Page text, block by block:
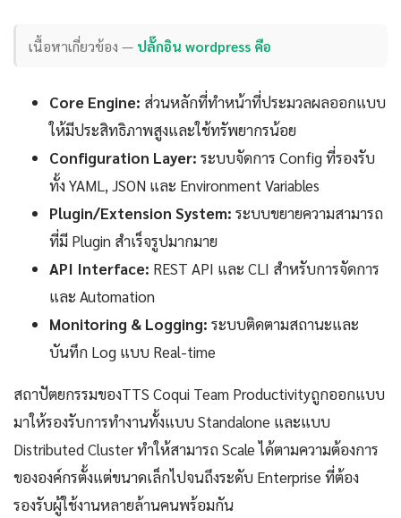
เนื้อหาเกี่ยวข้อง — ปลั๊กอิน wordpress คือ
Core Engine: ส่วนหลักที่ทำหน้าที่ประมวลผลออกแบบ
ให้มีประสิทธิภาพสูงและใช้ทรัพยากรน้อย
Configuration Layer: ระบบจัดการ Config ที่รองรับ
ทั้ง YAML, JSON และ Environment Variables
Plugin/Extension System: ระบบขยายความสามารถ
ที่มี Plugin สำเร็จรูปมากมาย
API Interface: REST API และ CLI สำหรับการจัดการ
และ Automation
Monitoring & Logging: ระบบติดตามสถานะและ
บันทึก Log แบบ Real-time
สถาปัตยกรรมของTTS Coqui Team Productivityถูกออกแบบ
มาให้รองรับการทำงานทั้งแบบ Standalone และแบบ
Distributed Cluster ทำให้สามารถ Scale ได้ตามความต้องการ
ขององค์กรตั้งแต่ขนาดเล็กไปจนถึงระดับ Enterprise ที่ต้อง
รองรับผู้ใช้งานหลายล้านคนพร้อมกัน